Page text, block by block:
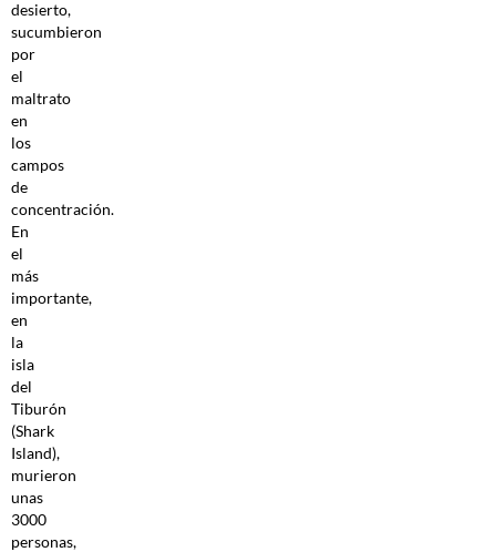
desierto,
sucumbieron
por
el
maltrato
en
los
campos
de
concentración.
En
el
más
importante,
en
la
isla
del
Tiburón
(Shark
Island),
murieron
unas
3000
personas,